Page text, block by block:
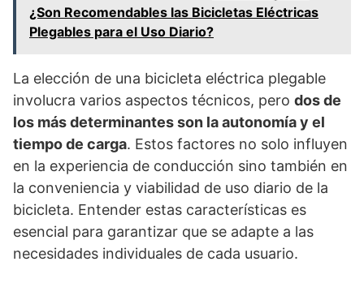
¿Son Recomendables las Bicicletas Eléctricas
Plegables para el Uso Diario?
La elección de una bicicleta eléctrica plegable
involucra varios aspectos técnicos, pero dos de
los más determinantes son la autonomía y el
tiempo de carga. Estos factores no solo influyen
en la experiencia de conducción sino también en
la conveniencia y viabilidad de uso diario de la
bicicleta. Entender estas características es
esencial para garantizar que se adapte a las
necesidades individuales de cada usuario.